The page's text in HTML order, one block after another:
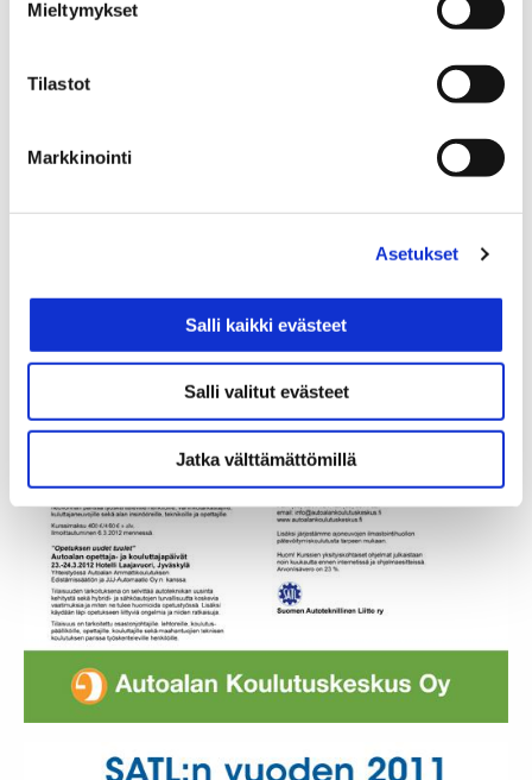
Mieltymykset
Tilastot
Markkinointi
Asetukset
Salli kaikki evästeet
Salli valitut evästeet
Jatka välttämättömillä